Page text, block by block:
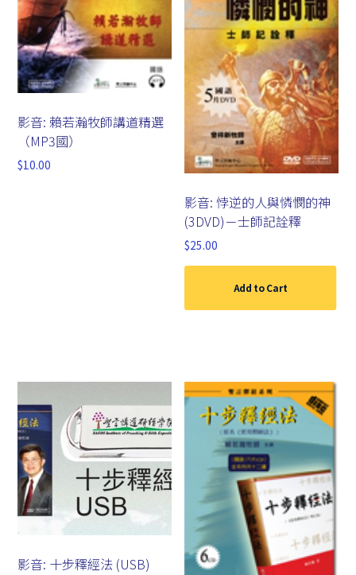
影音: 賴若瀚牧師講道精選
（MP3國）
$10.00
影音: 悖逆的人與憐憫的神
(3DVD)－士師記詮釋
$25.00
Add to Cart
影音: 十步釋經法 (USB)